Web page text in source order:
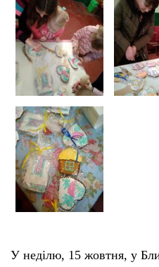
У неділю, 15 жовтня, у